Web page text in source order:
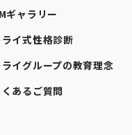
ギャラリー
ライ式性格診断
ライグループの教育理念
あるご質問